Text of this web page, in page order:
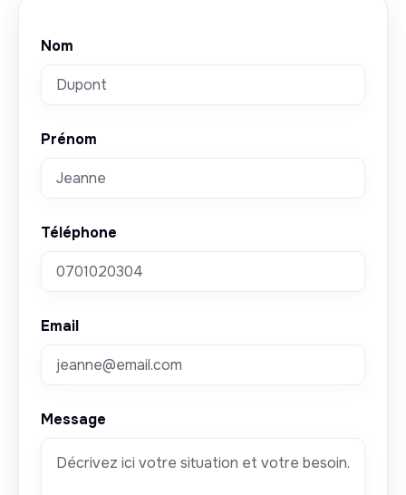
Nom
Prénom
Téléphone
Email
Message